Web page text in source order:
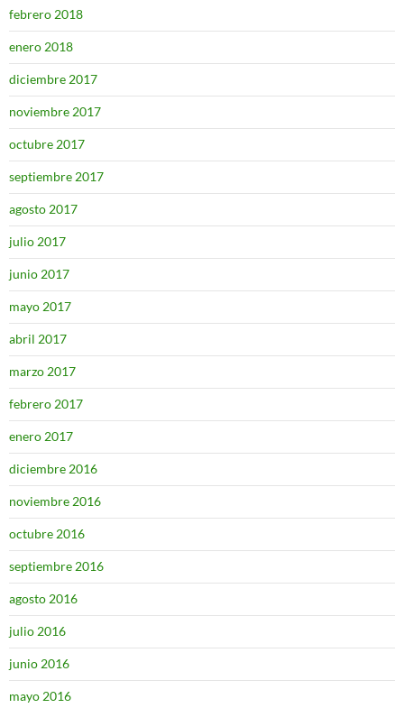
febrero 2018
enero 2018
diciembre 2017
noviembre 2017
octubre 2017
septiembre 2017
agosto 2017
julio 2017
junio 2017
mayo 2017
abril 2017
marzo 2017
febrero 2017
enero 2017
diciembre 2016
noviembre 2016
octubre 2016
septiembre 2016
agosto 2016
julio 2016
junio 2016
mayo 2016